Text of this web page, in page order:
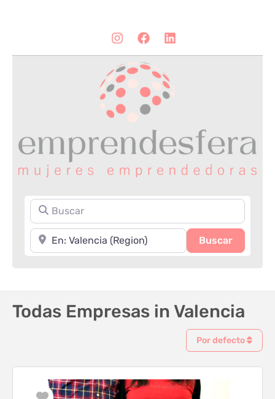
Buscar
Cerca de
BuscarSearch
Todas Empresas in Valencia
Por defecto